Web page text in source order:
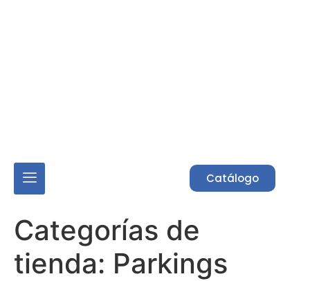
Catálogo
Categorías de
tienda: Parkings